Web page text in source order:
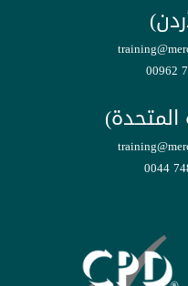
00962
0044